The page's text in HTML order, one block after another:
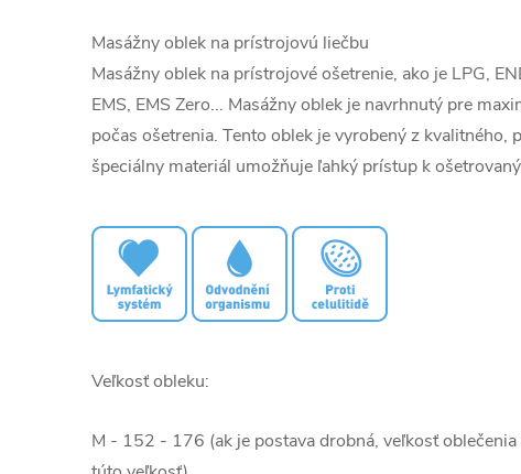
Masážny oblek na prístrojovú liečbu
Masážny oblek na prístrojové ošetrenie, ako je LPG,
EMS, EMS Zero... Masážny oblek je navrhnutý pre
počas ošetrenia. Tento oblek je vyrobený z kvalitného,
špeciálny materiál umožňuje ľahký prístup k
Veľkosť obleku:
M - 152 - 176 (ak je postava drobná, veľkosť